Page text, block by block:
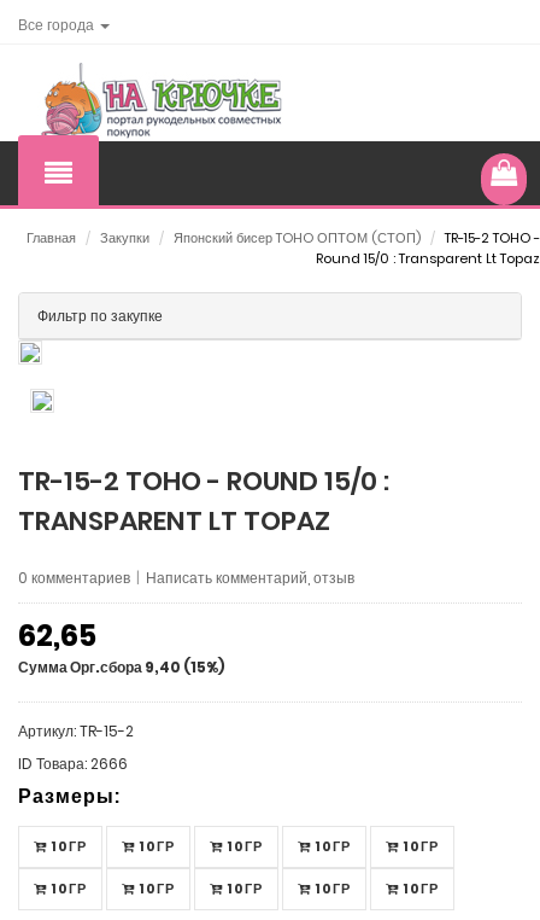
Все города
Главная / Закупки / Японский бисер TOHO ОПТОМ (СТОП) / TR-15-2 TOHO -
Round 15/0 : Transparent Lt Topaz
Фильтр по закупке
TR-15-2 TOHO - ROUND 15/0 :
TRANSPARENT LT TOPAZ
0 комментариев | Написать комментарий, отзыв
62,65
Сумма Орг.сбора 9,40 (15%)
Артикул: TR-15-2
ID Товара: 2666
Размеры:
10ГР 10ГР 10ГР 10ГР 10ГР
10ГР 10ГР 10ГР 10ГР 10ГР